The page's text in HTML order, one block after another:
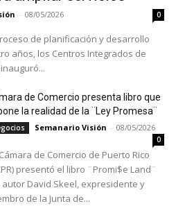
- 08/05/2026 0
de planificación y desarrollo
años, los Centros Integrados de
de Comercio presenta libro que
la realidad de la ¨Ley Promesa¨
Semanario Visión - 08/05/2026
0
de Comercio de Puerto Rico
presentó el libro ¨Promi$e Land¨
autor David Skeel, expresidente y
de la Junta de...